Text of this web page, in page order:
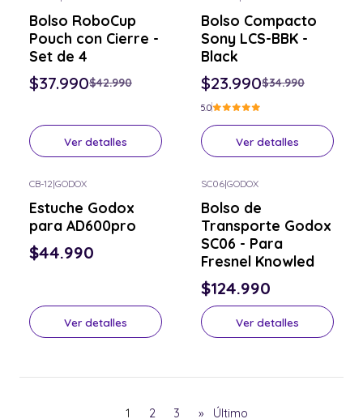
Consulta por el tuyo
Bolso RoboCup
Pouch con Cierre -
Set de 4
$37.990$42.990
Ver detalles
Consulta por el tuyo
Bolso Compacto
Sony LCS-BBK -
Black
$23.990$34.990
5.0
Ver detalles
CB-12|GODOX
Estuche Godox
para AD600pro
$44.990
Ver detalles
SC06|GODOX
Bolso de
Transporte Godox
SC06 - Para
Fresnel Knowled
$124.990
Ver detalles
1 2 3 » Último